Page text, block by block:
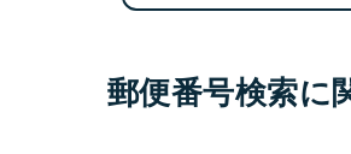
郵便番号検索に